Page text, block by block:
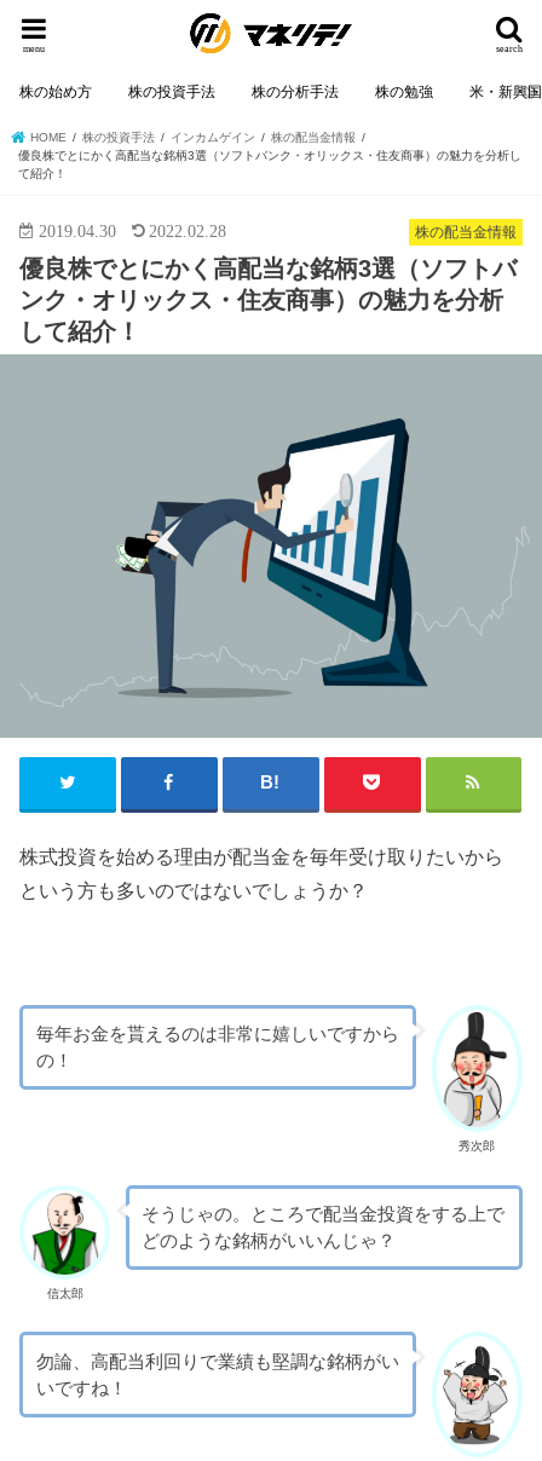
search
menu
株の始め方 株の投資手法 株の分析手法 株の勉強 米・新興
HOME 株の投資手法 インカムゲイン
株の配当金情報
優良株でとにかく高配当な銘柄3選（ソフトバンク・オリックス・住友商事）の魅力を分析し
て紹介！
株の配当金情報
2019.04.30 2022.02.28
優良株でとにかく高配当な銘柄3選（ソフトバ
ンク・オリックス・住友商事）の魅力を分析
して紹介！
株式投資を始める理由が配当金を毎年受け取りたいから
という方も多いのではないでしょうか？
秀次郎
毎年お金を貰えるのは非常に嬉しいですから
の！
信太郎
そうじゃの。ところで配当金投資をする上で
どのような銘柄がいいんじゃ？
勿論、高配当利回りで業績も堅調な銘柄がい
いですね！